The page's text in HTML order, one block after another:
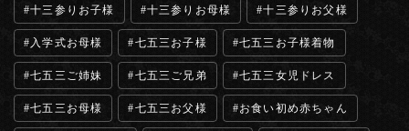
十三参りお子様 十三参りお母様 十三参りお父様
入学式お母様 七五三お子様 七五三お子様着物
七五三ご姉妹 七五三ご兄弟 七五三女児ドレス
七五三お母様 七五三お父様 お食い初め赤ちゃん